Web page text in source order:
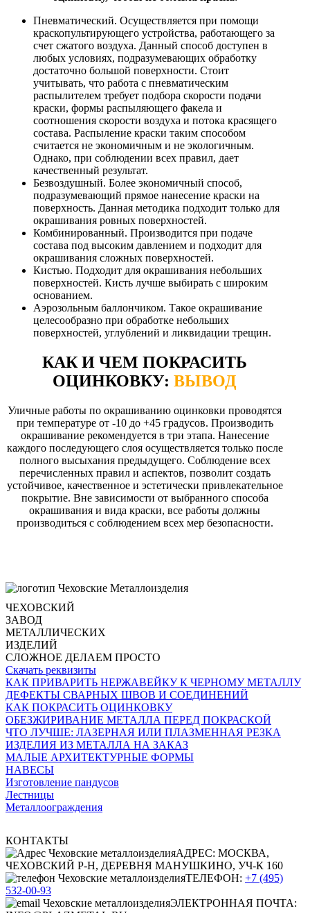
Пневматический. Осуществляется при помощи
краскопультирующего устройства, работающего за
счет сжатого воздуха. Данный способ доступен в
любых условиях, подразумевающих обработку
достаточно большой поверхности. Стоит
учитывать, что работа с пневматическим
распылителем требует подбора скорости подачи
краски, формы распыляющего факела и
соотношения скорости воздуха и потока красящего
состава. Распыление краски таким способом
считается не экономичным и не экологичным.
Однако, при соблюдении всех правил, дает
качественный результат.
Безвоздушный. Более экономичный способ,
подразумевающий прямое нанесение краски на
поверхность. Данная методика подходит только для
окрашивания ровных поверхностей.
Комбинированный. Производится при подаче
состава под высоким давлением и подходит для
окрашивания сложных поверхностей.
Кистью. Подходит для окрашивания небольших
поверхностей. Кисть лучше выбирать с широким
основанием.
Аэрозольным баллончиком. Такое окрашивание
целесообразно при обработке небольших
поверхностей, углублений и ликвидации трещин.
КАК И ЧЕМ ПОКРАСИТЬ
ОЦИНКОВКУ: ВЫВОД
Уличные работы по окрашиванию оцинковки проводятся
при температуре от -10 до +45 градусов. Производить
окрашивание рекомендуется в три этапа. Нанесение
каждого последующего слоя осуществляется только после
полного высыхания предыдущего. Соблюдение всех
перечисленных правил и аспектов, позволит создать
устойчивое, качественное и эстетически привлекательное
покрытие. Вне зависимости от выбранного способа
окрашивания и вида краски, все работы должны
производиться с соблюдением всех мер безопасности.
ЧЕХОВСКИЙ
ЗАВОД
МЕТАЛЛИЧЕСКИХ
ИЗДЕЛИЙ
СЛОЖНОЕ ДЕЛАЕМ ПРОСТО
Скачать реквизиты
КАК ПРИВАРИТЬ НЕРЖАВЕЙКУ К ЧЕРНОМУ МЕТАЛЛУ
ДЕФЕКТЫ СВАРНЫХ ШВОВ И СОЕДИНЕНИЙ
КАК ПОКРАСИТЬ ОЦИНКОВКУ
ОБЕЗЖИРИВАНИЕ МЕТАЛЛА ПЕРЕД ПОКРАСКОЙ
ЧТО ЛУЧШЕ: ЛАЗЕРНАЯ ИЛИ ПЛАЗМЕННАЯ РЕЗКА
ИЗДЕЛИЯ ИЗ МЕТАЛЛА НА ЗАКАЗ
МАЛЫЕ АРХИТЕКТУРНЫЕ ФОРМЫ
НАВЕСЫ
Изготовление пандусов
Лестницы
Металлоограждения
КОНТАКТЫ
АДРЕС: МОСКВА,
ЧЕХОВСКИЙ Р-Н, ДЕРЕВНЯ МАНУШКИНО, УЧ-К 160
ТЕЛЕФОН: +7 (495)
532-00-93
ЭЛЕКТРОННАЯ ПОЧТА: